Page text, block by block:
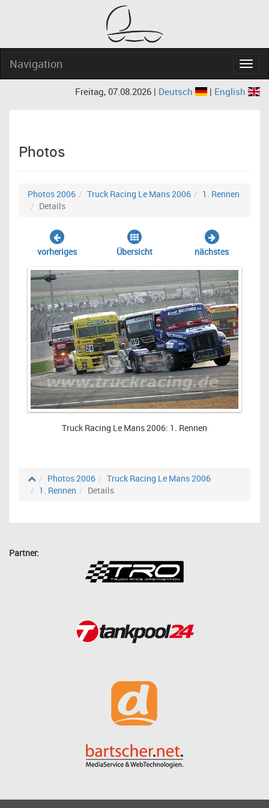
Navigation
Freitag, 07.08.2026 | Deutsch | English
Photos
Photos 2006 Truck Racing Le Mans 2006
1. Rennen
Details
vorheriges Übersicht nächstes
Truck Racing Le Mans 2006: 1. Rennen
Photos 2006
Truck Racing Le Mans 2006
1. Rennen
Details
Partner: